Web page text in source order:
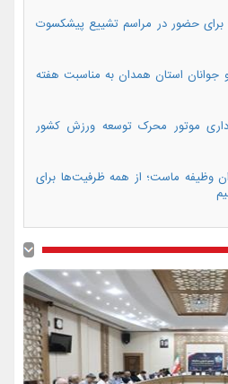
حضور در مراسم تشییع پیشکسوت
جوانان استان همدان به مناسبت هفته
موتور محرک توسعه ورزش کشور
وظیفه ماست؛ از همه ظرفیت‌ها برای